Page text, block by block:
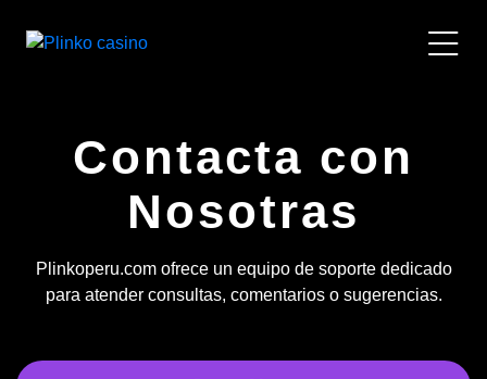
Contacta con
Nosotras
Plinkoperu.com ofrece un equipo de soporte dedicado
para atender consultas, comentarios o sugerencias.